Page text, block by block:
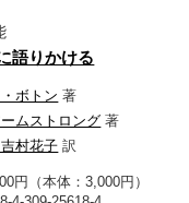
語りかける
ボトン 著
ムストロング 著
村花子 訳
円（本体：3,000円）